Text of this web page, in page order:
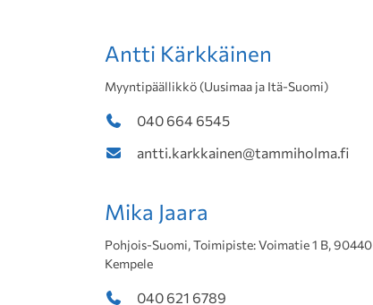
Antti Kärkkäinen
Myyntipäällikkö (Uusimaa ja Itä-Suomi)
040 664 6545
antti.karkkainen@tammiholma.fi
Mika Jaara
Pohjois-Suomi, Toimipiste: Voimatie 1 B, 90440
Kempele
040 621 6789